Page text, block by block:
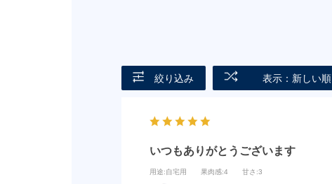
絞り込み 表示：新しい順
いつもありがとうございます
用途:自宅用 果肉感:4 甘さ :3